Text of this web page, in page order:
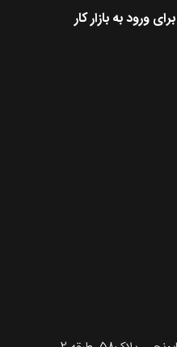
ورود به بازار کار